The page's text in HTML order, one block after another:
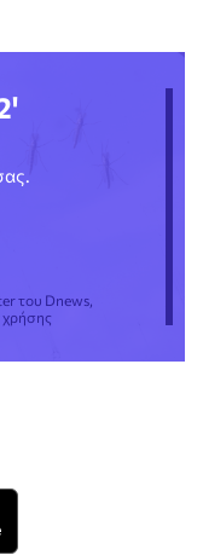
του Dnews,
χρήσης